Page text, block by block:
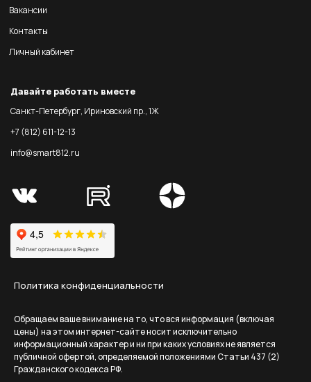
Вакансии
Контакты
Личный кабинет
Давайте работать вместе
Санкт-Петербург, Ириновский пр., 1Ж
+7 (812) 611-12-13
info@smart812.ru
Политика конфиденциальности
Обращаем ваше внимание на то, что вся информация (включая
цены) на этом интернет-сайте носит исключительно
информационный характер и ни при каких условиях не является
публичной офертой, определяемой положениями Статьи 437 (2)
Гражданского кодекса РФ.